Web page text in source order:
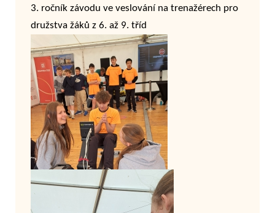
3. ročník závodu ve veslování na trenažérech pro
družstva žáků z 6. až 9. tříd